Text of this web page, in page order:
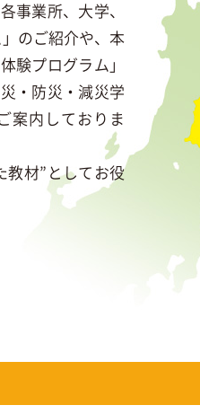
事業所、大学、
のご紹介や、本
験プログラム」
・防災・減災学
案内しておりま
教材”としてお役